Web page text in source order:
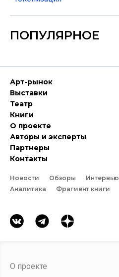
ПОПУЛЯРНОЕ
Арт-рынок
Выставки
Театр
Книги
О проекте
Авторы и эксперты
Партнеры
Контакты
Новости Обзоры Интервью
Аналитика
Фрагмент книги
О проекте